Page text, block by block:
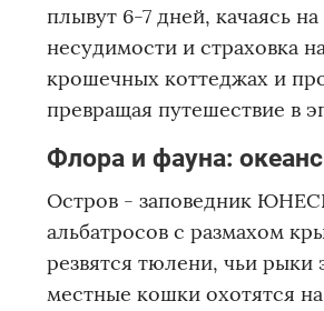
плывут 6-7 дней, качаясь
несудимости и страховка
крошечных коттеджах и
превращая путешествие в
Флора и фауна:
Остров - заповедник
альбатросов с размахом
резвятся тюлени, чьи
местные кошки охотятся